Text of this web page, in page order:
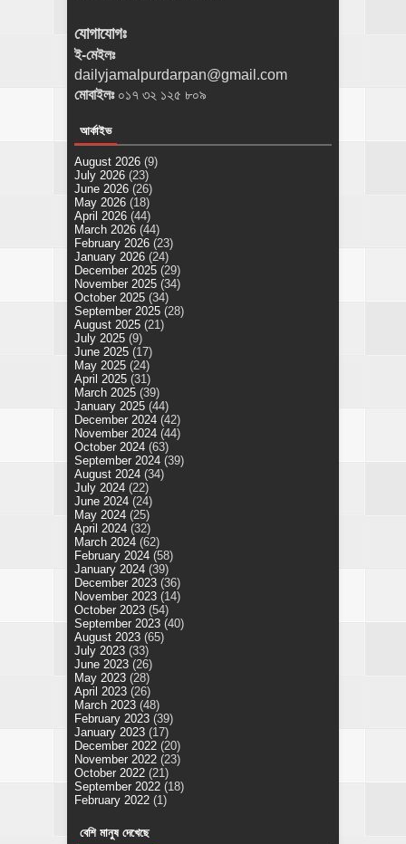
যোগাযোগঃ
ই-মেইলঃ
dailyjamalpurdarpan@gmail.com
মোবাইলঃ ০১৭ ৩২ ১২৫ ৮০৯
আর্কাইভ
August 2026 (9)
July 2026 (23)
June 2026 (26)
May 2026 (18)
April 2026 (44)
March 2026 (44)
February 2026 (23)
January 2026 (24)
December 2025 (29)
November 2025 (34)
October 2025 (34)
September 2025 (28)
August 2025 (21)
July 2025 (9)
June 2025 (17)
May 2025 (24)
April 2025 (31)
March 2025 (39)
January 2025 (44)
December 2024 (42)
November 2024 (44)
October 2024 (63)
September 2024 (39)
August 2024 (34)
July 2024 (22)
June 2024 (24)
May 2024 (25)
April 2024 (32)
March 2024 (62)
February 2024 (58)
January 2024 (39)
December 2023 (36)
November 2023 (14)
October 2023 (54)
September 2023 (40)
August 2023 (65)
July 2023 (33)
June 2023 (26)
May 2023 (28)
April 2023 (26)
March 2023 (48)
February 2023 (39)
January 2023 (17)
December 2022 (20)
November 2022 (23)
October 2022 (21)
September 2022 (18)
February 2022 (1)
বেশি মানুষ দেখেছে